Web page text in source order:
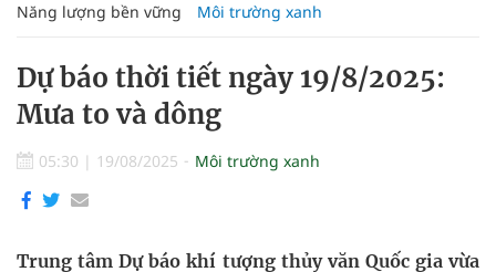
Năng lượng bền vững Môi trường xanh
Dự báo thời tiết ngày 19/8/2025:
Mưa to và dông
05:30 | 19/08/2025 Môi trường xanh
Trung tâm Dự báo khí tượng thủy văn Quốc gia vừa